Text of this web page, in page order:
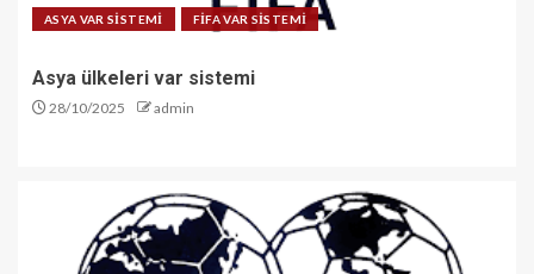
ASYA VAR SİSTEMİ FİFA VAR SİSTEMİ
Asya ülkeleri var sistemi
28/10/2025 admin